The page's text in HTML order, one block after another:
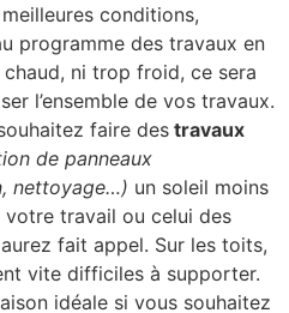
conditions,
programme des travaux en
ni trop froid, ce sera
l’ensemble de vos travaux.
faire des travaux
de panneaux
nettoyage…) un soleil moins
travail ou celui des
fait appel. Sur les toits,
vite difficiles à supporter.
idéale si vous souhaitez